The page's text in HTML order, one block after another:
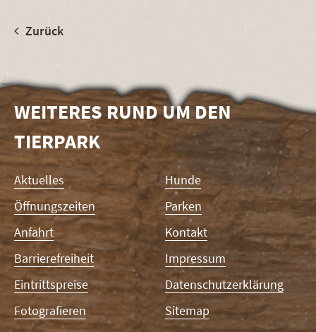
Zurück
WEITERES RUND UM DEN
TIERPARK
Navigation
überspringen
Aktuelles
Öffnungszeiten
Anfahrt
Barrierefreiheit
Eintrittspreise
Fotografieren
Hunde
Parken
Kontakt
Impressum
Datenschutzerklärung
Sitemap